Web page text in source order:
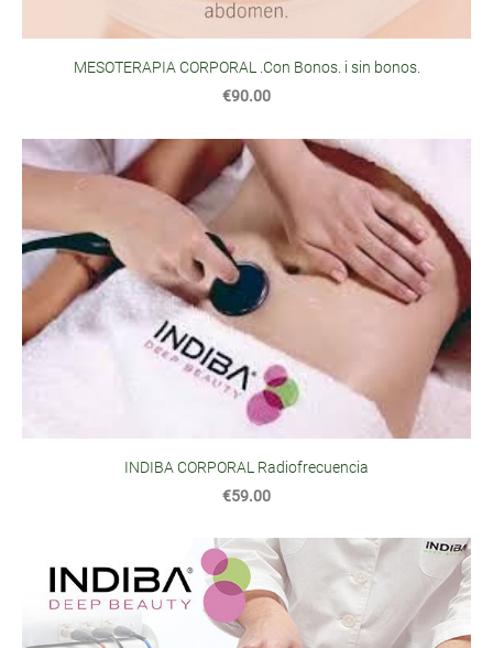
MESOTERAPIA CORPORAL .Con Bonos. i sin bonos.
€90.00
INDIBA CORPORAL Radiofrecuencia
€59.00